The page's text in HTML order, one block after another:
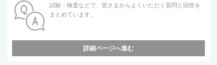
試験・検査などで、皆さまからよくいただく質問と回答を
まとめています。
詳細ページへ進む